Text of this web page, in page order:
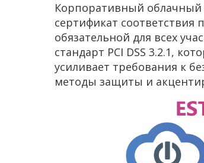
Корпоративный облачный
сертификат соответствия
обязательной для всех
стандарт PCI DSS 3.2.1,
усиливает требования к
методы защиты и